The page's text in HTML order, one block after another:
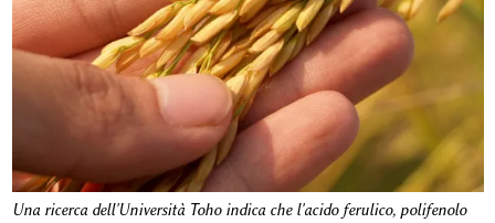
Una ricerca dell'Università Toho indica che l'acido ferulico, polifenolo